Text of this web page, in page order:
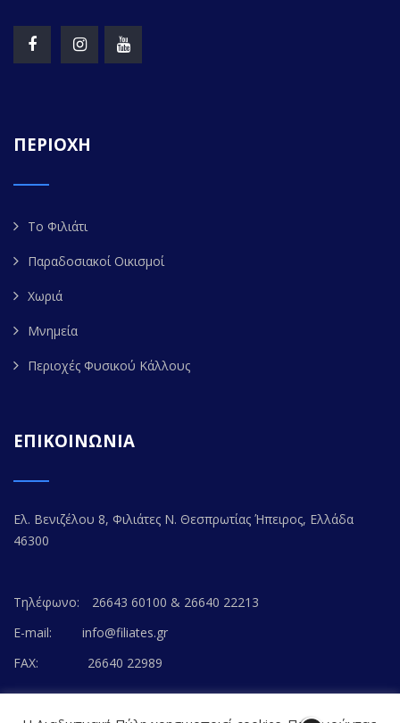
ΠΕΡΙΟΧΗ
Το Φιλιάτι
Παραδοσιακοί Οικισμοί
Χωριά
Μνημεία
Περιοχές Φυσικού Κάλλους
ΕΠΙΚΟΙΝΩΝΙΑ
Ελ. Βενιζέλου 8, Φιλιάτες Ν. Θεσπρωτίας Ήπειρος, Ελλάδα
46300
Τηλέφωνο:
26643 60100 & 26640 22213
E-mail:
info@filiates.gr
FAX:
26640 22989